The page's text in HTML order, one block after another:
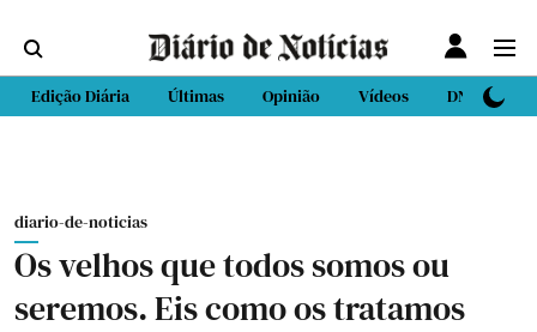
Edição Diária Últimas Opinião Vídeos DN Sport
diario-de-noticias
Os velhos que todos somos ou
seremos. Eis como os tratamos